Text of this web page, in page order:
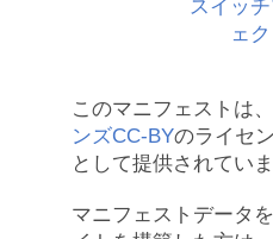
このマニフェストは、
ンズCC-BYのライセ
として提供されていま
マニフェストデータ